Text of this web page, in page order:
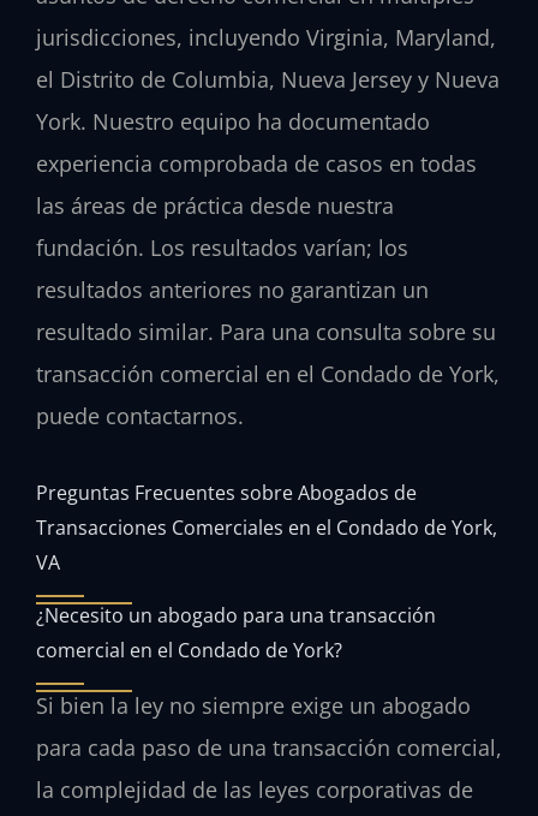
jurisdicciones, incluyendo Virginia, Maryland,
el Distrito de Columbia, Nueva Jersey y Nueva
York. Nuestro equipo ha documentado
experiencia comprobada de casos en todas
las áreas de práctica desde nuestra
fundación. Los resultados varían; los
resultados anteriores no garantizan un
resultado similar. Para una consulta sobre su
transacción comercial en el Condado de York,
puede contactarnos.
Preguntas Frecuentes sobre Abogados de
Transacciones Comerciales en el Condado de York,
VA
¿Necesito un abogado para una transacción
comercial en el Condado de York?
Si bien la ley no siempre exige un abogado
para cada paso de una transacción comercial,
la complejidad de las leyes corporativas de